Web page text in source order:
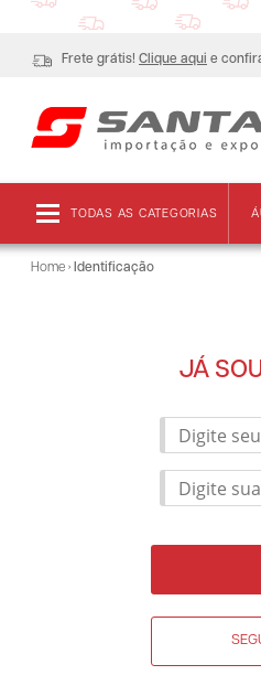
Frete grátis! Clique aqui e
TODAS AS CATEGORIAS
Home › Identificação
JÁ